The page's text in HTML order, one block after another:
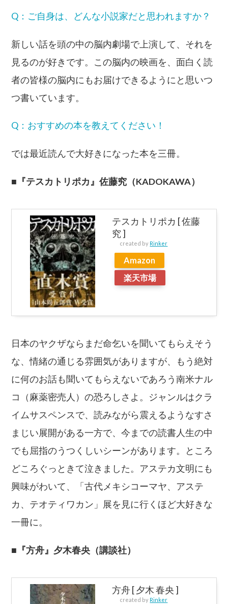
Q：ご自身は、どんな小説家だと思われますか？
新しい話を頭の中の脳内劇場で上演して、それを
見るのが好きです。この脳内の映画を、面白く読
者の皆様の脳内にもお届けできるようにと思いつ
つ書いています。
Q：おすすめの本を教えてください！
では最近読んで大好きになった本を三冊。
■『テスカトリポカ』佐藤究（KADOKAWA）
テスカトリポカ [ 佐藤
究 ]
created by Rinker
Amazon
楽天市場
日本のヤクザならまだ命乞いを聞いてもらえそう
な、情緒の通じる雰囲気がありますが、もう絶対
に何のお話も聞いてもらえないであろう南米ナル
コ（麻薬密売人）の恐ろしさよ。ジャンルはクラ
イムサスペンスで、読みながら震えるようなすさ
まじい展開がある一方で、今までの読書人生の中
でも屈指のうつくしいシーンがあります。ところ
どころぐっときて泣きました。アステカ文明にも
興味がわいて、「古代メキシコーマヤ、アステ
カ、テオティワカン」展を見に行くほど大好きな
一冊に。
■『方舟』夕木春央（講談社）
方舟 [ 夕木 春央 ]
created by Rinker